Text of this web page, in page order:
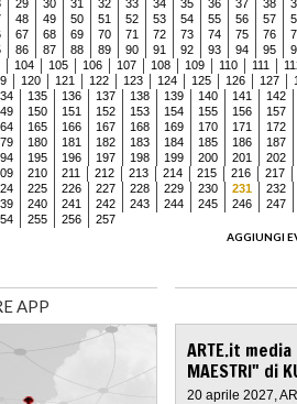
29 30 31 32 33 34 35 36 37 38
48 49 50 51 52 53 54 55 56 57
67 68 69 70 71 72 73 74 75 76
86 87 88 89 90 91 92 93 94 95
104 105 106 107 108 109 110 111
120 121 122 123 124 125 126 127
135 136 137 138 139 140 141
142
150 151 152 153 154 155 156
157
165 166 167 168 169 170 171
172
180 181 182 183 184 185 186
187
195 196 197 198 199 200 201
202
210 211 212 213 214 215 216
217
225 226 227 228 229 230 231
232
240 241 242 243 244 245 246
247
255 256
257
AGGIUNGI
APP
ARTE.it
MAESTRI" di
20 aprile 2027,